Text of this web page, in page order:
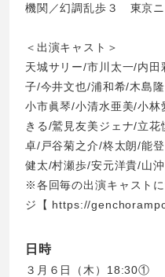
機関／幻調乱歩３ 東京
＜出演キャスト＞
天城サリー/市川太一/内
子/今井文也/浦和希/木島
小市眞琴/小清水亜美/小
きる/鷲見友美ジェナ/立
卓/戸谷菊之介/柊太朗/能
健太/村瀬歩/安元洋貴/山
※各回毎の出演キャスト
ジ【 https://
日時
３月６日（木）18:30①